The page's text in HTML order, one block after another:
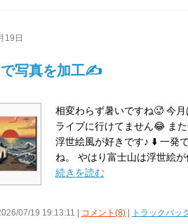
19日
で写真を加工✍️
相変わらず暑いですね🥵 今
ライブに行けてません😂 ま
浮世絵風が好きです♪ ⬇️ 一発
ね。 やはり富士山は浮世絵が
続きを読む
07/19 19:13:11 | コメント(8) トラックバッ